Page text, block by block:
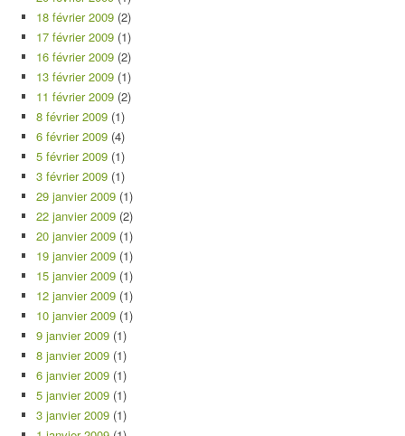
18 février 2009 (2)
17 février 2009 (1)
16 février 2009 (2)
13 février 2009 (1)
11 février 2009 (2)
8 février 2009 (1)
6 février 2009 (4)
5 février 2009 (1)
3 février 2009 (1)
29 janvier 2009 (1)
22 janvier 2009 (2)
20 janvier 2009 (1)
19 janvier 2009 (1)
15 janvier 2009 (1)
12 janvier 2009 (1)
10 janvier 2009 (1)
9 janvier 2009 (1)
8 janvier 2009 (1)
6 janvier 2009 (1)
5 janvier 2009 (1)
3 janvier 2009 (1)